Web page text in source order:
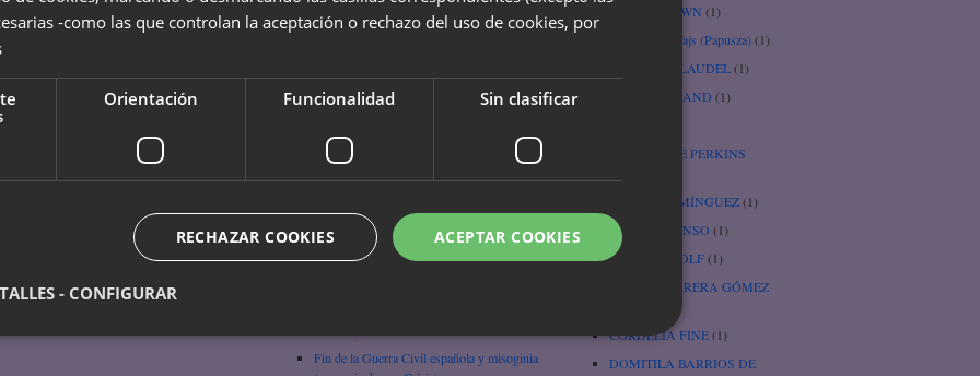
La infancia (empezar a ser leyenda) –
Ir a la escuela, Domitila Barrios de
Mujeres Libres y los problemas de
machismo en la CNT
Ser mujer – Amma Darko
Sobre la mentira, Nawal El Sadaawi
Fin de la Guerra Civil española y misoginia
BRENÉ BROWN (1)
Bronislawa Wajs (Papusza)(1)
CAMILLE CLAUDEL(1)
CAROL A. HAND (1)
CHARLOTTE PERKINS
CHARO DOMÍNGUEZ(1)
CHEFA ALONSO (1)
CHRISTA WOLF(1)
CORAL HERRERA GÓMEZ
CORDELIA FINE(1)
DOMITILA BARRIOS DE
-como las que controlan la aceptación o rechazo del uso de cookies, por
Orientación Funcionalidad Sin clasificar
ACEPTAR COOKIES
RECHAZAR COOKIES
- CONFIGURAR